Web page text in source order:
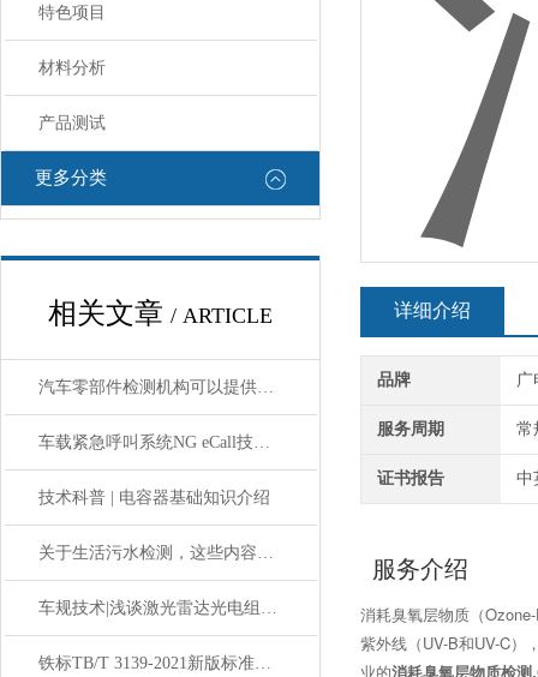
特色项目
材料分析
产品测试
更多分类
相关文章 / ARTICLE
汽车零部件检测机构可以提供哪些测试服务？
车载紧急呼叫系统NG eCall技术原理与测试要求
技术科普 | 电容器基础知识介绍
关于生活污水检测，这些内容你一定要知道！
车规技术|浅谈激光雷达光电组件的车规可靠性认证
铁标TB/T 3139-2021新版标准解读
详细介绍
品牌 广
服务周期 常
证书报告 中
服务介绍
消耗臭氧层物质（
紫外线（UV-B和UV-C）
业的消耗臭氧层物质检